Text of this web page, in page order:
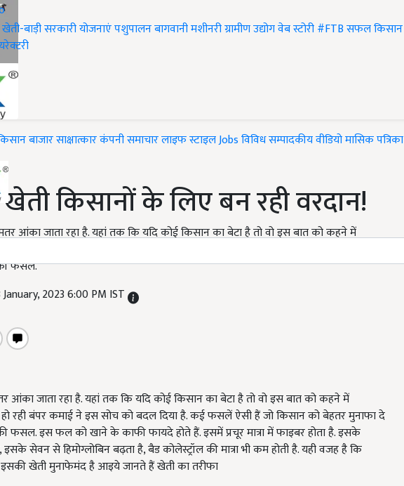
खेती-बाड़ीसरकारी योजनाएंपशुपालनबागवानीमशीनरीग्रामीण उद्योगवेब स्टोरी#FTBसफल किसान
बाजारसाक्षात्कारकंपनी समाचारलाइफ स्टाइलJobsविविधसम्पादकीयवीडियोमासिक पत्रिका
किसानों के लिए बन रही वरदान!
आंका जाता रहा है. यहां तक कि यदि कोई किसान का बेटा है तो वो इस बात को कहने में
फसल.
2023 6:00 PM IST
आंका जाता रहा है. यहां तक कि यदि कोई किसान का बेटा है तो वो इस बात को कहने में
रही बंपर कमाई ने इस सोच को बदल दिया है. कई फसलें ऐसी हैं जो किसान को बेहतर मुनाफा दे
फसल. इस फल को खाने के काफी फायदे होते हैं. इसमें प्रचूर मात्रा में फाइबर होता है. इसके
सेवन से हिमोग्लोबिन बढ़ता है, बैड कोलेस्ट्रॉल की मात्रा भी कम होती है. यही वजह है कि
खेती मुनाफेमंद है आइये जानते हैं खेती का तरीफा